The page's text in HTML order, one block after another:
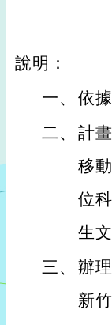
說明：
一、 依
二、 計
移
位
生
三、 辦
新